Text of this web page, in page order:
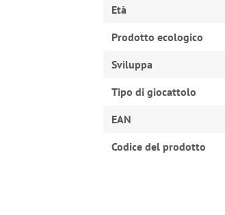
Età
Prodotto ecologico
Sviluppa
Tipo di giocattolo
EAN
Codice del prodotto